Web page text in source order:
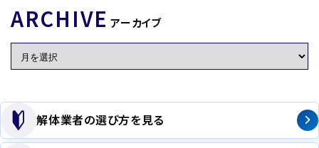
ARCHIVE アーカイブ
解体業者の選び方を見る